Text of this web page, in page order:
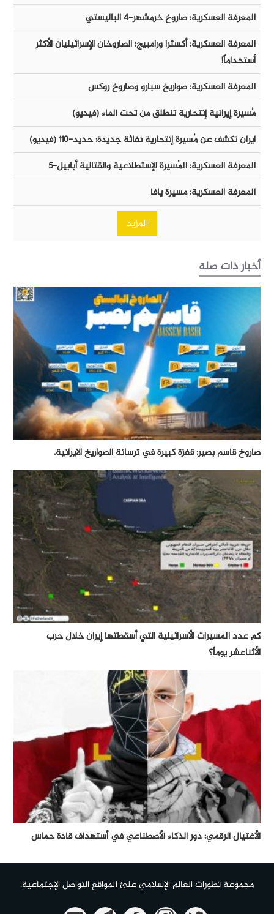
المعرفة العسكرية: صاروخ خرمشهر-٤ الباليستي
المعرفة العسكرية: أكسترا ورامبيج؛ الصاروخان الإسرائيليان الأكثر
أستخداماً!
المعرفة العسكرية: صواريخ سبارو وصاروخ روكس
مُسيرة إيرانية إنتحارية تنطلق من تحت الماء (فيديو)
ايران تكشف عن مُسيرة إنتحارية نفاثة جديدة: حديد-١١٠ (فيديو)
المعرفة العسكرية: المُسيرة الإستطلاعية والقتالية أبابيل-٥
المعرفة العسكرية: مسيرة يافا
المزيد
أخبار ذات صلة
صاروخ قاسم بصير: قفزة كبيرة في ترسانة الصواريخ الايرانية.
كم عدد المسيرات الأسرائيلية التي أسقطتها إيران خلال حرب
الأثناعشر يوماً؟
الأغتيال الرقمي: دور الذكاء الأصطناعي في أستهداف قادة حماس
مجموعة تطورات العالم الإسلامي علئ المواقع التواصل الإجتماعية.